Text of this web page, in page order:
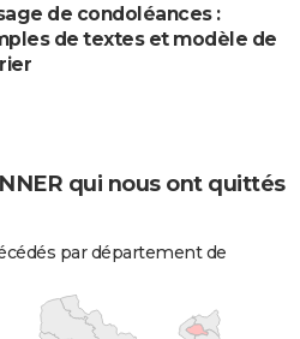
de condoléances :
de textes et modèle de
qui nous ont quittés
par département de